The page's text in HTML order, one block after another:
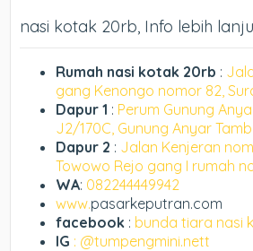
nasi kotak 20rb, Info lebih
Rumah nasi kotak 20rb :
gang Kenongo nomor 82,
Dapur 1 : Perum Gunung
J2/170C, Gunung Anyar
Dapur 2 : Jalan Kenjeran
Towowo Rejo gang I rumah
WA: 082244449942
www.pasarkeputran.com
facebook : bunda tiara nasi
IG : @tumpengmini.nett